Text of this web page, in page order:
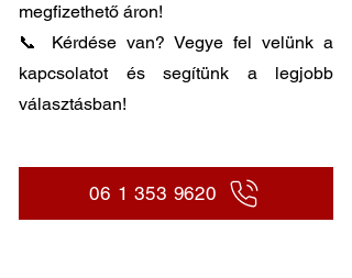
megfizethető áron!
📞 Kérdése van? Vegye fel velünk a
kapcsolatot és segítünk a legjobb
választásban!
06 1 353 9620